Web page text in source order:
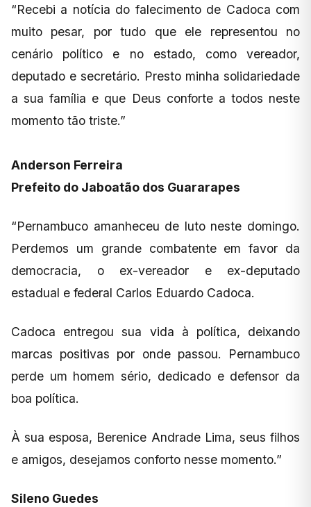
“Recebi a notícia do falecimento de Cadoca com
muito pesar, por tudo que ele representou no
cenário político e no estado, como vereador,
deputado e secretário. Presto minha solidariedade
a sua família e que Deus conforte a todos neste
momento tão triste.”
Anderson Ferreira
Prefeito do Jaboatão dos Guararapes
“Pernambuco amanheceu de luto neste domingo.
Perdemos um grande combatente em favor da
democracia, o ex-vereador e ex-deputado
estadual e federal Carlos Eduardo Cadoca.
Cadoca entregou sua vida à política, deixando
marcas positivas por onde passou. Pernambuco
perde um homem sério, dedicado e defensor da
boa política.
À sua esposa, Berenice Andrade Lima, seus filhos
e amigos, desejamos conforto nesse momento.”
Sileno Guedes